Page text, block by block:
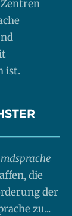
ist.
die
der
zu...